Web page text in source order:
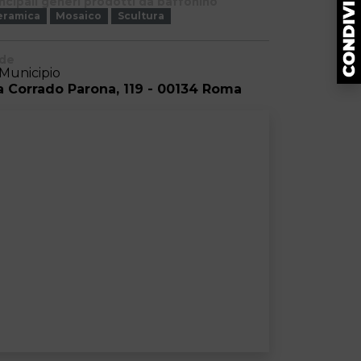
Mosaico Scultura
Corrado Parona, 119 - 00134 Roma